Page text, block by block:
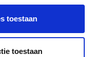
toestaan
toestaan